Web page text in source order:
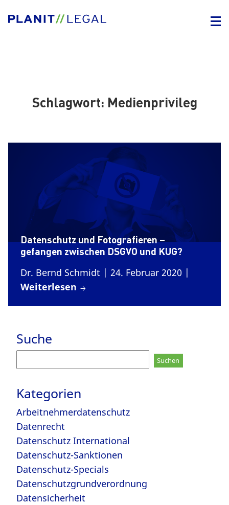
Schlagwort: Medienprivileg
Datenschutz und Fotografieren –
gefangen zwischen DSGVO und KUG?
Dr. Bernd Schmidt | 24. Februar 2020 |
Weiterlesen
Suche
nach:
Kategorien
Arbeitnehmerdatenschutz
Datenrecht
Datenschutz International
Datenschutz-Sanktionen
Datenschutz-Specials
Datenschutzgrundverordnung
Datensicherheit